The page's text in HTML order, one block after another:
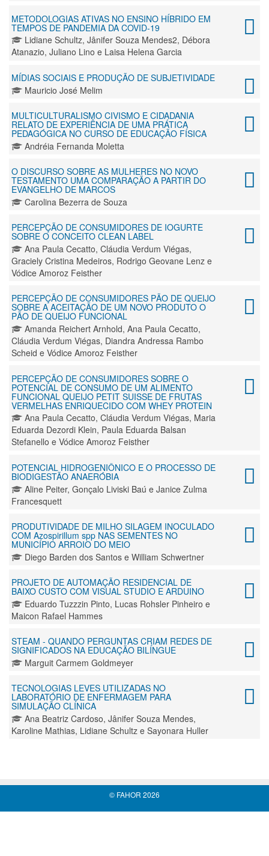
METODOLOGIAS ATIVAS NO ENSINO HÍBRIDO EM
TEMPOS DE PANDEMIA DA COVID-19
Lidiane Schultz, Jânifer Souza Mendes2, Débora
Atanazio, Juliano Lino e Laisa Helena Garcia
MÍDIAS SOCIAIS E PRODUÇÃO DE SUBJETIVIDADE
Mauricio José Melim
MULTICULTURALISMO CIVISMO E CIDADANIA
RELATO DE EXPERIÊNCIA DE UMA PRÁTICA
PEDAGÓGICA NO CURSO DE EDUCAÇÃO FÍSICA
Andréia Fernanda Moletta
O DISCURSO SOBRE AS MULHERES NO NOVO
TESTAMENTO UMA COMPARAÇÃO A PARTIR DO
EVANGELHO DE MARCOS
Carolina Bezerra de Souza
PERCEPÇÃO DE CONSUMIDORES DE IOGURTE
SOBRE O CONCEITO CLEAN LABEL
Ana Paula Cecatto, Cláudia Verdum Viégas,
Graciely Cristina Medeiros, Rodrigo Geovane Lenz e
Vódice Amoroz Feisther
PERCEPÇÃO DE CONSUMIDORES PÃO DE QUEIJO
SOBRE A ACEITAÇÃO DE UM NOVO PRODUTO O
PÃO DE QUEIJO FUNCIONAL
Amanda Reichert Arnhold, Ana Paula Cecatto,
Cláudia Verdum Viégas, Diandra Andressa Rambo
Scheid e Vódice Amoroz Feisther
PERCEPÇÃO DE CONSUMIDORES SOBRE O
POTENCIAL DE CONSUMO DE UM ALIMENTO
FUNCIONAL QUEIJO PETIT SUISSE DE FRUTAS
VERMELHAS ENRIQUECIDO COM WHEY PROTEIN
Ana Paula Cecatto, Cláudia Verdum Viégas, Maria
Eduarda Dezordi Klein, Paula Eduarda Balsan
Stefanello e Vódice Amoroz Feisther
POTENCIAL HIDROGENIÔNICO E O PROCESSO DE
BIODIGESTÃO ANAERÓBIA
Aline Peiter, Gonçalo Liviski Baú e Janice Zulma
Francesquett
PRODUTIVIDADE DE MILHO SILAGEM INOCULADO
COM Azospirillum spp NAS SEMENTES NO
MUNICÍPIO ARROIO DO MEIO
Diego Barden dos Santos e William Schwertner
PROJETO DE AUTOMAÇÃO RESIDENCIAL DE
BAIXO CUSTO COM VISUAL STUDIO E ARDUINO
Eduardo Tuzzzin Pinto, Lucas Rohsler Pinheiro e
Maicon Rafael Hammes
STEAM - QUANDO PERGUNTAS CRIAM REDES DE
SIGNIFICADOS NA EDUCAÇÃO BILÍNGUE
Marguit Carmem Goldmeyer
TECNOLOGIAS LEVES UTILIZADAS NO
LABORATÓRIO DE ENFERMAGEM PARA
SIMULAÇÃO CLÍNICA
Ana Beatriz Cardoso, Jânifer Souza Mendes,
Karoline Mathias, Lidiane Schultz e Sayonara Huller
© FAHOR 2026